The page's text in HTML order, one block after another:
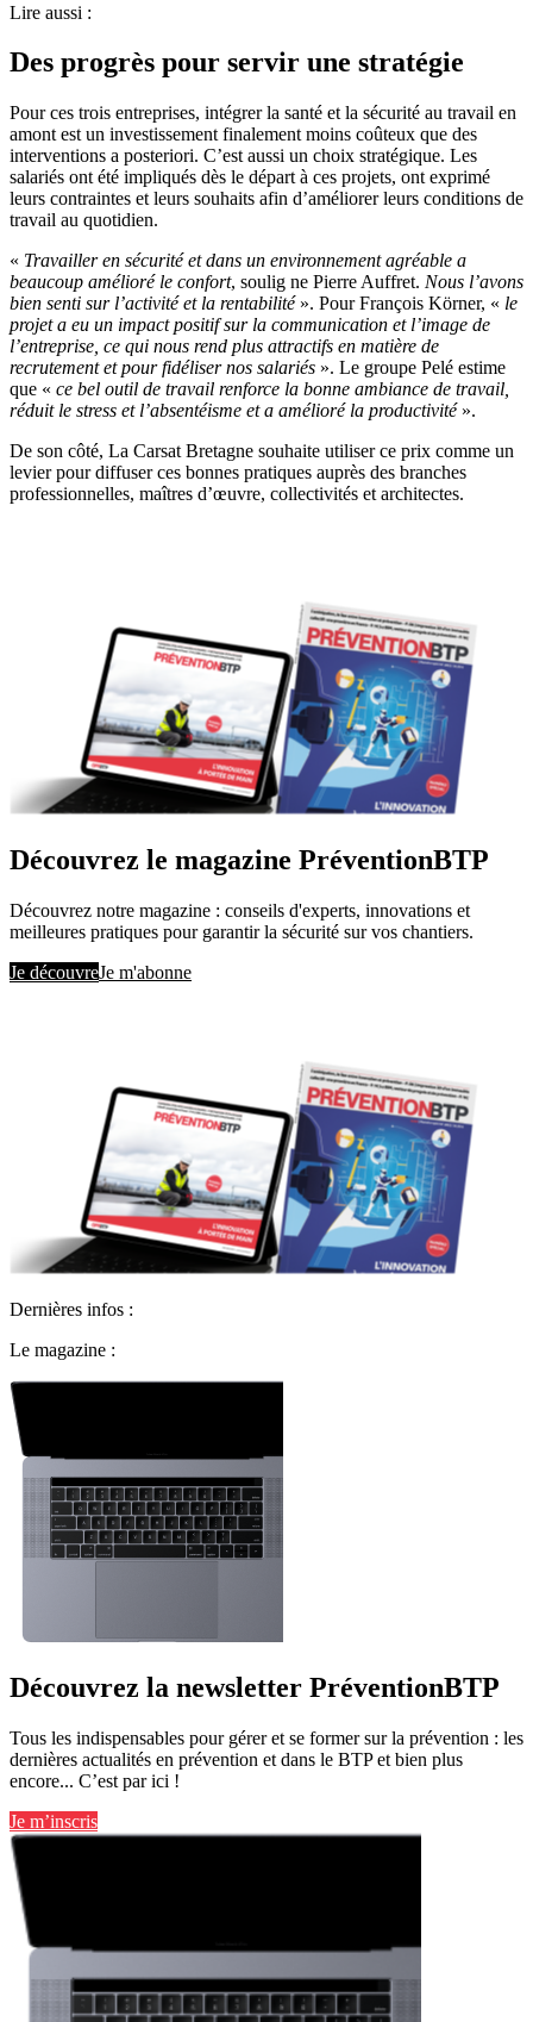
Lire aussi :
Des progrès pour servir une stratégie
Pour ces trois entreprises, intégrer la santé et la sécurité au travail en
amont est un investissement finalement moins coûteux que des
interventions a posteriori. C’est aussi un choix stratégique. Les
salariés ont été impliqués dès le départ à ces projets, ont exprimé
leurs contraintes et leurs souhaits afin d’améliorer leurs conditions de
travail au quotidien.
« Travailler en sécurité et dans un environnement agréable a
beaucoup amélioré le confort, soulig ne Pierre Auffret. Nous l’avons
bien senti sur l’activité et la rentabilité». Pour François Körner, « le
projet a eu un impact positif sur la communication et l’image de
l’entreprise, ce qui nous rend plus attractifs en matière de
recrutement et pour fidéliser nos salariés ». Le groupe Pelé estime
que « ce bel outil de travail renforce la bonne ambiance de travail,
réduit le stress et l’absentéisme et a amélioré la productivité».
De son côté, La Carsat Bretagne souhaite utiliser ce prix comme un
levier pour diffuser ces bonnes pratiques auprès des branches
professionnelles, maîtres d’œuvre, collectivités et architectes.
Découvrez le magazine PréventionBTP
Découvrez notre magazine : conseils d'experts, innovations et
meilleures pratiques pour garantir la sécurité sur vos chantiers.
Je découvreJe m'abonne
Dernières infos :
Le magazine :
Découvrez la newsletter PréventionBTP
Tous les indispensables pour gérer et se former sur la prévention : les
dernières actualités en prévention et dans le BTP et bien plus
encore... C’est par ici !
Je m’inscris